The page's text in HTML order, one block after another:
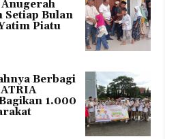
Setiap Bulan
Piatu
Berbagi
1.000